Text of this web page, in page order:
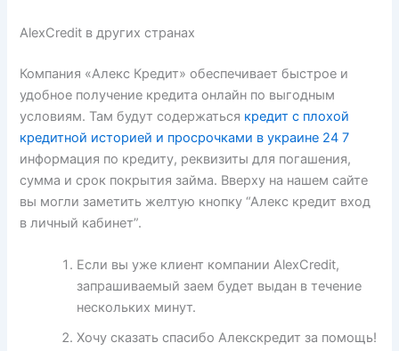
AlexCredit в других странах
Компания «Алекс Кредит» обеспечивает быстрое и
удобное получение кредита онлайн по выгодным
условиям. Там будут содержаться кредит с плохой
кредитной историей и просрочками в украине 24 7
информация по кредиту, реквизиты для погашения,
сумма и срок покрытия займа. Вверху на нашем сайте
вы могли заметить желтую кнопку “Алекс кредит вход
в личный кабинет”.
Если вы уже клиент компании AlexCredit,
запрашиваемый заем будет выдан в течение
нескольких минут.
Хочу сказать спасибо Алекскредит за помощь!